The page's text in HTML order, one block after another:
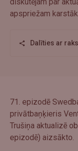
apspriežam
Dalīties ar
71. epizodē
privātbaņķieris
Trušiņa aktualizē
epizodē) aizsākto.